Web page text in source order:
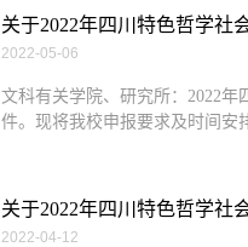
关于2022年四川特色哲学社
2022-05-06
文科有关学院、研究所：2022
件。现将我校申报要求及时间安
关于2022年四川特色哲学社
2022-04-12